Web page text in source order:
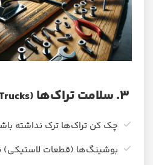
(Trucks)
چک کن تراک‌ها ترک نداشته
بوشینگ‌ها (قطعات لاستیکی)